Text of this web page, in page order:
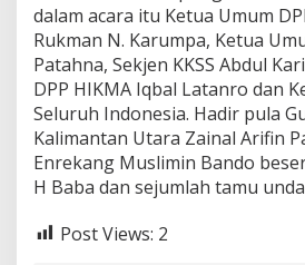
dalam acara itu Ketua Umum
Rukman N. Karumpa, Ketua
Patahna, Sekjen KKSS Abdul
DPP HIKMA Iqbal Latanro dan
Seluruh Indonesia. Hadir pula
Kalimantan Utara Zainal Arifin
Enrekang Muslimin Bando
H Baba dan sejumlah tamu
Post Views: 2